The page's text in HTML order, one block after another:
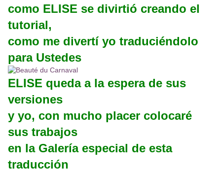
como ELISE se divirtió creando el
tutorial,
como me divertí yo traduciéndolo
para Ustedes
ELISE queda a la espera de sus
versiones
y yo, con mucho placer colocaré
sus trabajos
en la Galería especial de esta
traducción